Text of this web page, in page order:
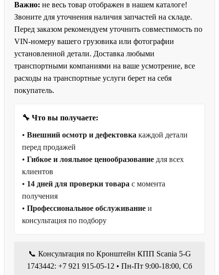
Важно: не весь товар отображен в нашем каталоге!
Звоните для уточнения наличия запчастей на складе.
Перед заказом рекомендуем уточнить совместимость по
VIN-номеру вашего грузовика или фотографии
установленной детали. Доставка любыми
транспортными компаниями на ваше усмотрение, все
расходы на транспортные услуги берет на себя
покупатель.
🔧 Что вы получаете:
• Внешний осмотр и дефектовка каждой детали
перед продажей
• Гибкое и лояльное ценообразование для всех
клиентов
• 14 дней для проверки товара с момента
получения
• Профессиональное обслуживание и
консультация по подбору
📞 Консультация по Кронштейн КПП Scania 5-G
1743442: +7 921 915-05-12 • Пн-Пт 9:00-18:00, Сб